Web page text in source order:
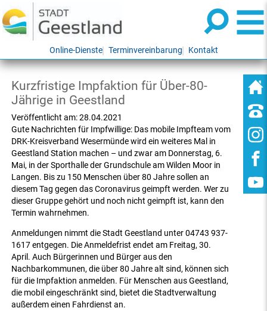
Online-Dienste Terminvereinbarung Kontakt
Kurzfristige Impfaktion für Über-80-
Jährige in Geestland
Veröffentlicht am:28.04.2021
Gute Nachrichten für Impfwillige: Das mobile Impfteam vom
DRK-Kreisverband Wesermünde wird ein weiteres Mal in
Geestland Station machen – und zwar am Donnerstag, 6.
Mai, in der Sporthalle der Grundschule am Wilden Moor in
Langen. Bis zu 150 Menschen über 80 Jahre sollen an
diesem Tag gegen das Coronavirus geimpft werden. Wer zu
dieser Gruppe gehört und noch nicht geimpft ist, kann den
Termin wahrnehmen.
Anmeldungen nimmt die Stadt Geestland unter 04743 937-
1617 entgegen. Die Anmeldefrist endet am Freitag, 30.
April. Auch Bürgerinnen und Bürger aus den
Nachbarkommunen, die über 80 Jahre alt sind, können sich
für die Impfaktion anmelden. Für Menschen aus Geestland,
die mobil eingeschränkt sind, bietet die Stadtverwaltung
außerdem einen Fahrdienst an.